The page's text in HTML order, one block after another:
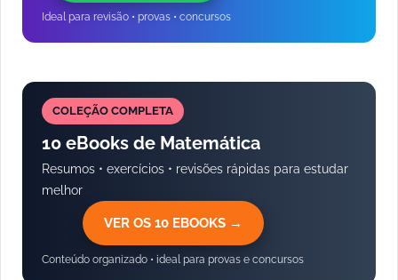
Ideal para revisão • provas • concursos
COLEÇÃO COMPLETA
10 eBooks de Matemática
Resumos • exercícios • revisões rápidas para estudar
melhor
VER OS 10 EBOOKS →
Conteúdo organizado • ideal para provas e concursos